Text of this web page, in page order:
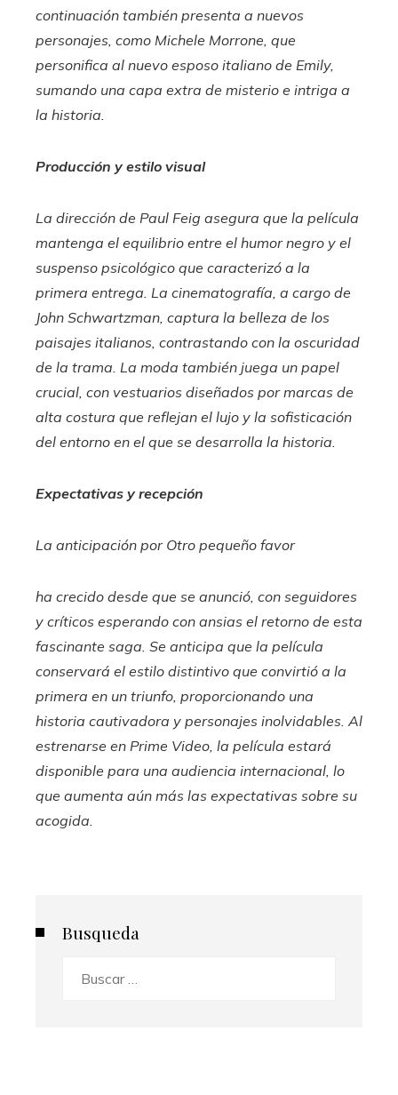
continuación también presenta a nuevos
personajes, como Michele Morrone, que
personifica al nuevo esposo italiano de Emily,
sumando una capa extra de misterio e intriga a
la historia.​
Producción y estilo visual
La dirección de Paul Feig asegura que la película
mantenga el equilibrio entre el humor negro y el
suspenso psicológico que caracterizó a la
primera entrega. La cinematografía, a cargo de
John Schwartzman, captura la belleza de los
paisajes italianos, contrastando con la oscuridad
de la trama. La moda también juega un papel
crucial, con vestuarios diseñados por marcas de
alta costura que reflejan el lujo y la sofisticación
del entorno en el que se desarrolla la historia.​
Expectativas y recepción
La anticipación por Otro pequeño favor
ha crecido desde que se anunció, con seguidores
y críticos esperando con ansias el retorno de esta
fascinante saga. Se anticipa que la película
conservará el estilo distintivo que convirtió a la
primera en un triunfo, proporcionando una
historia cautivadora y personajes inolvidables. Al
estrenarse en Prime Video, la película estará
disponible para una audiencia internacional, lo
que aumenta aún más las expectativas sobre su
acogida.
Busqueda